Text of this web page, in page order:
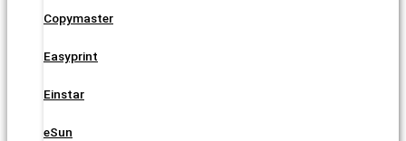
Copymaster
Easyprint
Einstar
eSun